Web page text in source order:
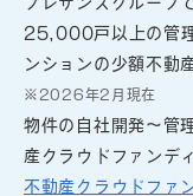
25,000戸以上の管
ンションの少額不動
※2026年2月現在
物件の自社開発～管
産クラウドファンデ
不動産クラウドファ